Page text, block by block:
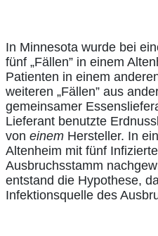
In Minnesota wurde bei
fünf „Fällen” in einem
Patienten in einem
weiteren „Fällen” aus
gemeinsamer
Lieferant benutzte
von einem Hersteller. In
Altenheim mit fünf
Ausbruchsstamm
entstand die Hypothese,
Infektionsquelle des